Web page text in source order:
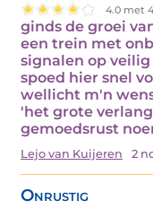
4.0 met
ginds de groei
een trein met
signalen op
spoed hier snel
wellicht m'n
'het grote
gemoedsrust
Lejo van Kuijeren 2
Onrustig